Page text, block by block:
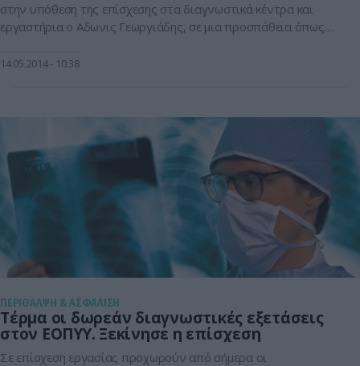
στην υπόθεση της επίσχεσης στα διαγνωστικά κέντρα και
εργαστήρια ο Αδωνις Γεωργιάδης, σε μια προσπάθεια όπως
κινητοποίηση. Μια κινητοποίηση που ξεκίνησε από τη Δευτέρα
14.05.2014 10:38
ΠΕΡΙΘΑΛΨΗ & ΑΣΦΑΛΙΣΗ
Τέρμα οι δωρεάν διαγνωστικές εξετάσεις
στον ΕΟΠΥΥ. Ξεκίνησε η επίσχεση
Σε επίσχεση εργασίας προχωρούν από σήμερα οι